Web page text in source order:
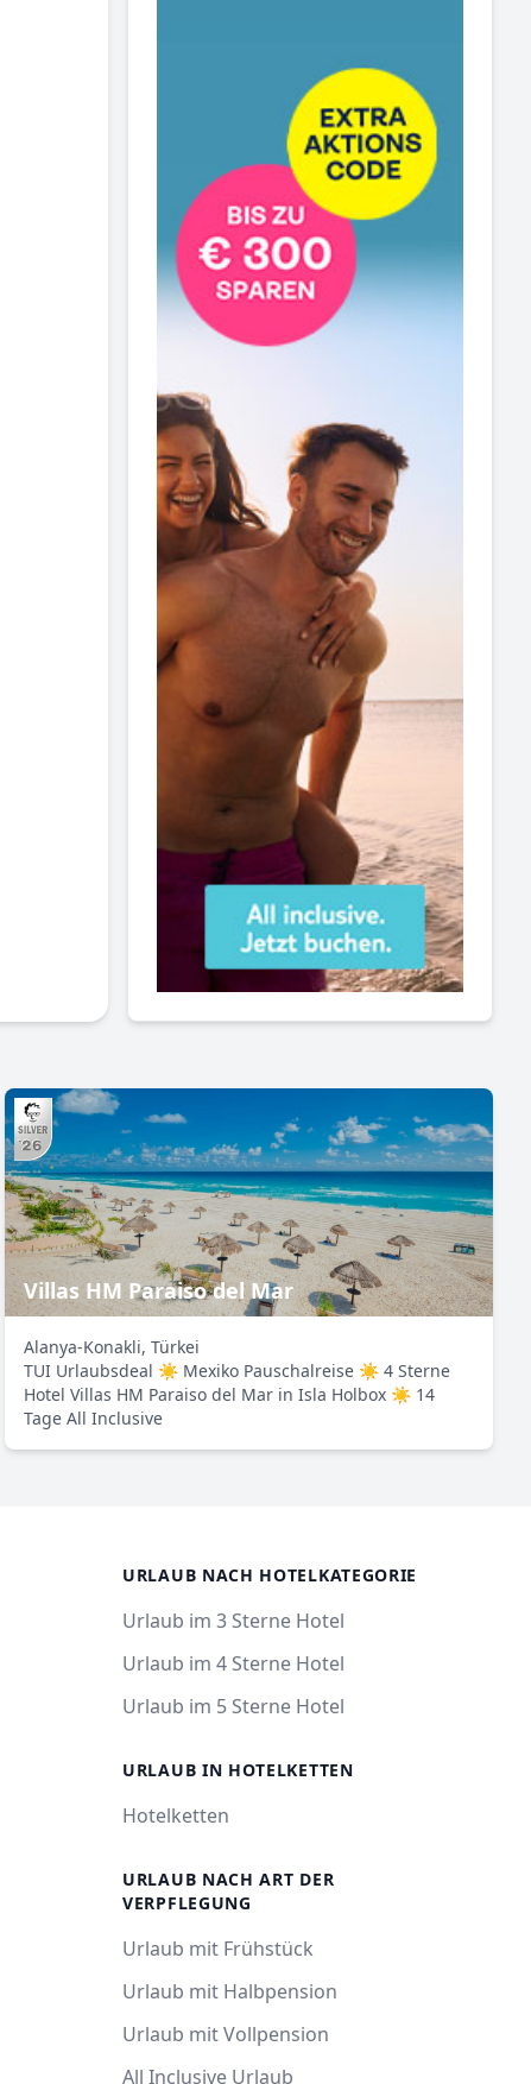
Villas HM Paraiso del Mar
Alanya-Konakli, Türkei
TUI Urlaubsdeal ☀ Mexiko Pauschalreise ☀ 4 Sterne
Hotel Villas HM Paraiso del Mar in Isla Holbox ☀ 14
Tage All Inclusive
URLAUB NACH HOTELKATEGORIE
Urlaub im 3 Sterne Hotel
Urlaub im 4 Sterne Hotel
Urlaub im 5 Sterne Hotel
URLAUB IN HOTELKETTEN
Hotelketten
URLAUB NACH ART DER
VERPFLEGUNG
Urlaub mit Frühstück
Urlaub mit Halbpension
Urlaub mit Vollpension
All Inclusive Urlaub